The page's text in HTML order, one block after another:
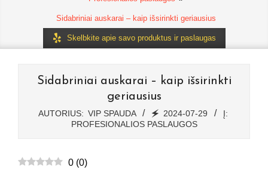
Sidabriniai auskarai – kaip išsirinkti geriausius
Skelbkite apie savo produktus ir paslaugas
Sidabriniai auskarai – kaip išsirinkti
geriausius
AUTORIUS: VIP SPAUDA 🗲 2024-07-29
Į:
PROFESIONALIOS PASLAUGOS
0 (0)